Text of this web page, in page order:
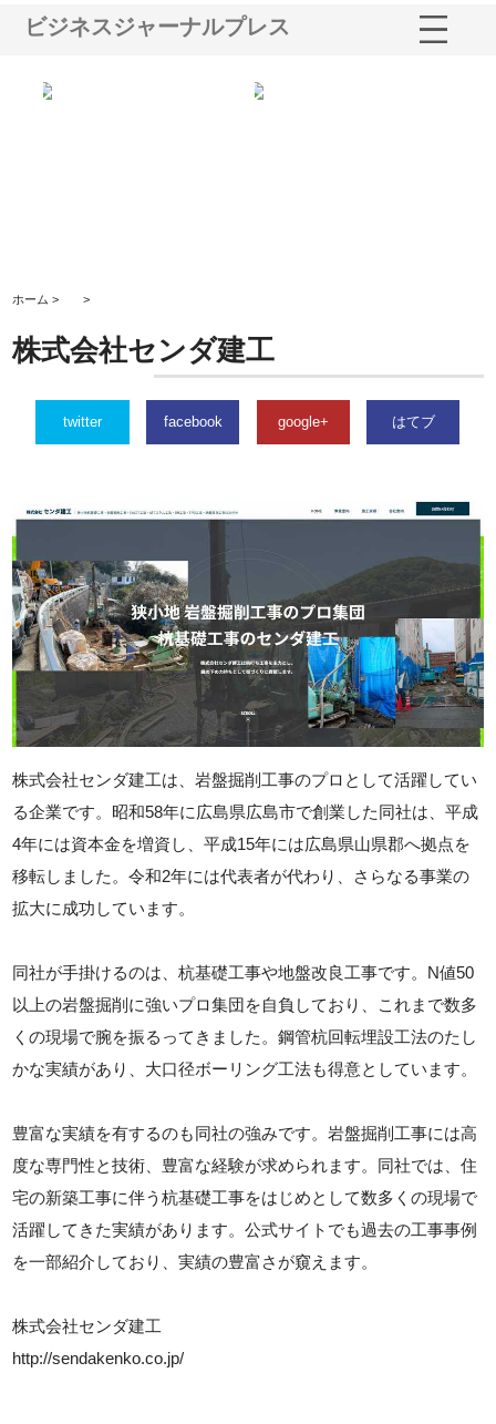
ビジネスジャーナルプレス
ホーム > >
株式会社センダ建工
twitter facebook google+ はてブ
株式会社センダ建工は、岩盤掘削工事のプロとして活躍してい
る企業です。昭和58年に広島県広島市で創業した同社は、平成
4年には資本金を増資し、平成15年には広島県山県郡へ拠点を
移転しました。令和2年には代表者が代わり、さらなる事業の
拡大に成功しています。
同社が手掛けるのは、杭基礎工事や地盤改良工事です。N値50
以上の岩盤掘削に強いプロ集団を自負しており、これまで数多
くの現場で腕を振るってきました。鋼管杭回転埋設工法のたし
かな実績があり、大口径ボーリング工法も得意としています。
豊富な実績を有するのも同社の強みです。岩盤掘削工事には高
度な専門性と技術、豊富な経験が求められます。同社では、住
宅の新築工事に伴う杭基礎工事をはじめとして数多くの現場で
活躍してきた実績があります。公式サイトでも過去の工事事例
を一部紹介しており、実績の豊富さが窺えます。
株式会社センダ建工
http://sendakenko.co.jp/